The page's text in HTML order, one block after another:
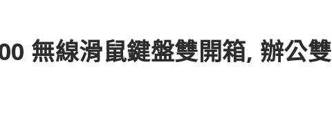
無線滑鼠鍵盤雙開箱, 辦公雙